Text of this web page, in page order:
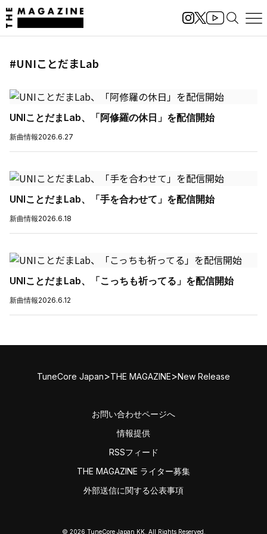
#UNIことだまLab
UNIことだまLab、「阿修羅の休日」を配信開始
新曲情報2026.6.27
UNIことだまLab、「手を合わせて」を配信開始
新曲情報2026.6.18
UNIことだまLab、「こっちも祈ってる」を配信開始
新曲情報2026.6.12
TuneCore Japan>THE MAGAZINE>New Release
お問い合わせページへ
情報提供
RSSフィード
THE MAGAZINE ライター募集
外部送信に関する公表事項
© 2026 TuneCore Japan KK. All Rights Reserved.